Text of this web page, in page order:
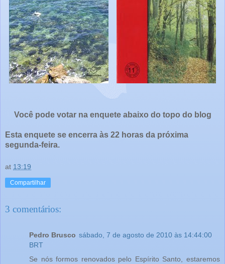
Você pode votar na enquete abaixo do topo do blog
Esta enquete se encerra às 22 horas da próxima
segunda-feira.
at 13:19
Compartilhar
3 comentários:
Pedro Brusco sábado, 7 de agosto de 2010 às 14:44:00
BRT
Se nós formos renovados pelo Espírito Santo, estaremos